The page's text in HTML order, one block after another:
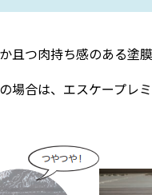
且つ肉持ち感のある塗
場合は、エスケープレ